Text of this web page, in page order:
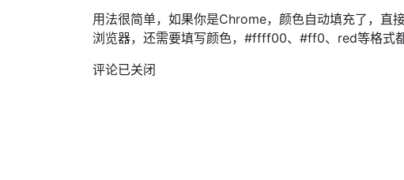
用法很简单，如果你是Chrome，颜色自动填充了，直
浏览器，还需要填写颜色，#ffff00、#ff0、red等格式都
评论已关闭